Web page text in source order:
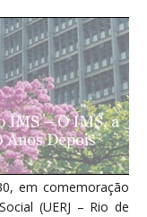
em comemoração
(UERJ – Rio de